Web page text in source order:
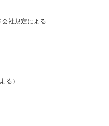
社規定による
る）